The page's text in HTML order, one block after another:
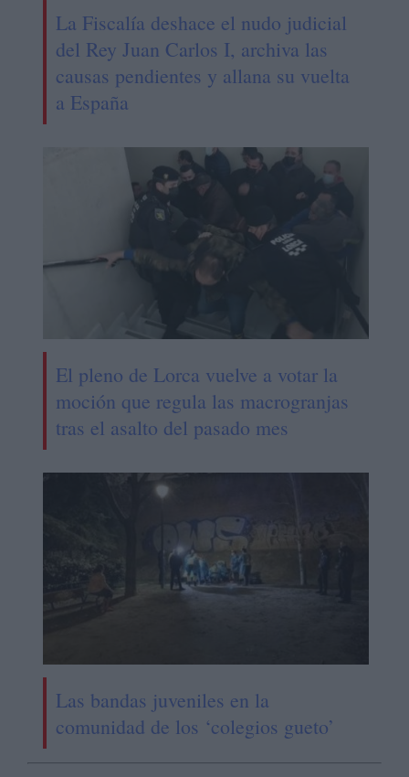
La Fiscalía deshace el nudo judicial
del Rey Juan Carlos I, archiva las
causas pendientes y allana su vuelta
a España
El pleno de Lorca vuelve a votar la
moción que regula las macrogranjas
tras el asalto del pasado mes
Las bandas juveniles en la
comunidad de los ‘colegios gueto’